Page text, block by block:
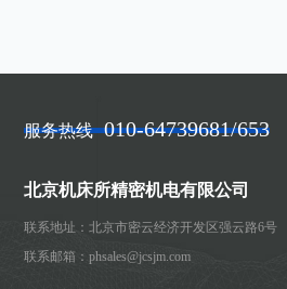
服务热线 010-64739681/653
北京机床所精密机电有限公司
联系地址：北京市密云经济开发区强云路6号
联系邮箱：phsales@jcsjm.com